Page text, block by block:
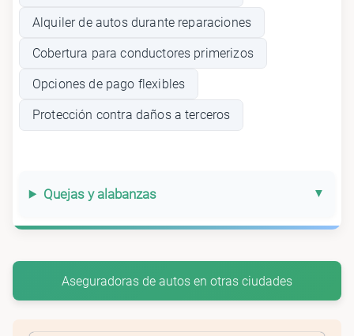
Alquiler de autos durante reparaciones
Cobertura para conductores primerizos
Opciones de pago flexibles
Protección contra daños a terceros
Quejas y alabanzas
Aseguradoras de autos en otras ciudades